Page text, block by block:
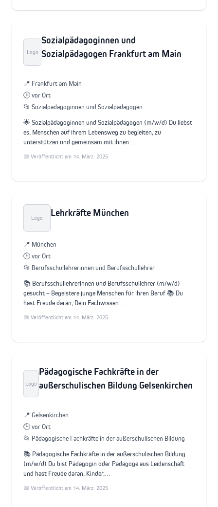
Logo
Sozialpädagoginnen und
Sozialpädagogen Frankfurt am Main
📍 Frankfurt am Main
🕒 vor Ort
📂 Sozialpädagoginnen und Sozialpädagogen
🌟 Sozialpädagoginnen und Sozialpädagogen (m/w/d) Du liebst
es, Menschen auf ihrem Lebensweg zu begleiten, zu
unterstützen und gemeinsam mit ihnen…
📅 Veröffentlicht am 14. März. 2025
Logo Lehrkräfte München
📍 München
🕒 vor Ort
📂 Berufsschullehrerinnen und Berufsschullehrer
📚 Berufsschullehrerinnen und Berufsschullehrer (m/w/d)
gesucht – Begeistere junge Menschen für ihren Beruf 📚 Du
hast Freude daran, Dein Fachwissen…
📅 Veröffentlicht am 14. März. 2025
Logo
Pädagogische Fachkräfte in der
außerschulischen Bildung Gelsenkirchen
📍 Gelsenkirchen
🕒 vor Ort
📂 Pädagogische Fachkräfte in der außerschulischen Bildung
📚 Pädagogische Fachkräfte in der außerschulischen Bildung
(m/w/d) Du bist Pädagogin oder Pädagoge aus Leidenschaft
und hast Freude daran, Kinder,…
📅 Veröffentlicht am 14. März. 2025